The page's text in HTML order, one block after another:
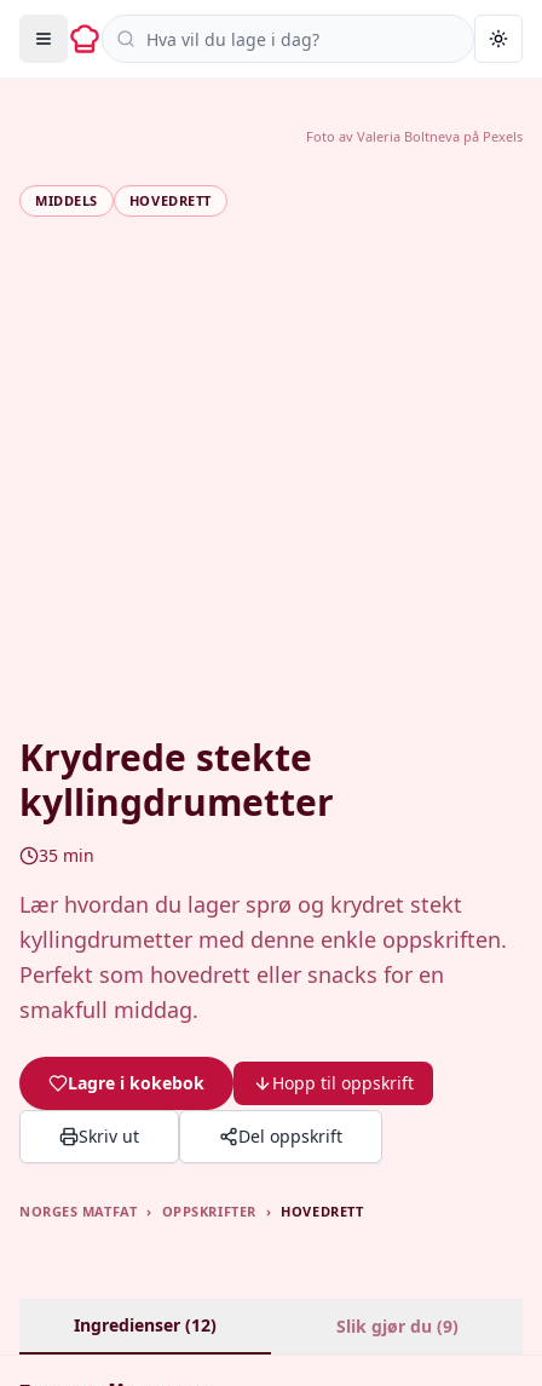
Søk i oppskrifter
MIDDELS HOVEDRETT
Krydrede stekte
kyllingdrumetter
35 min
Lær hvordan du lager sprø og krydret stekt
kyllingdrumetter med denne enkle oppskriften.
Perfekt som hovedrett eller snacks for en
smakfull middag.
Lagre i kokebok Hopp til oppskrift
Skriv ut Del oppskrift
Foto av Valeria Boltneva på Pexels
NORGES MATFAT › OPPSKRIFTER › HOVEDRETT
Ingredienser (12) Slik gjør du (9)